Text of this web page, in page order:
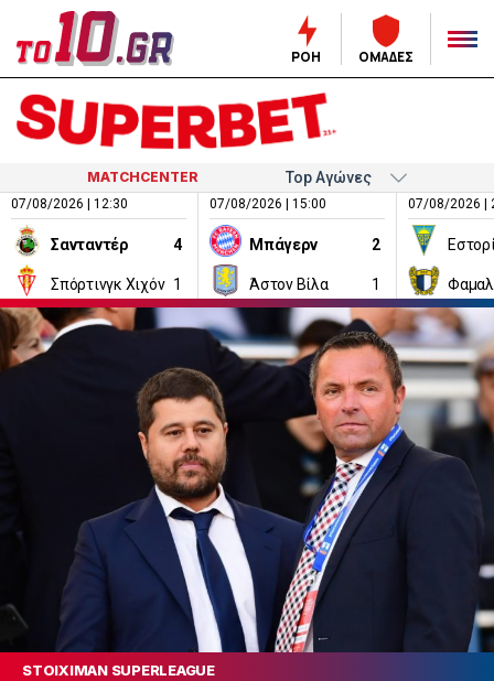
ΡΟΗ ΟΜΑΔΕΣ
MATCHCENTER
07/08/2026 | 12:30
Σανταντέρ 4
Σπόρτινγκ Χιχόν 1
07/08/2026 | 15:00
Μπάγερν 2
Άστον Βίλα 1
07/08/2026 |
STOIXIMAN SUPERLEAGUE